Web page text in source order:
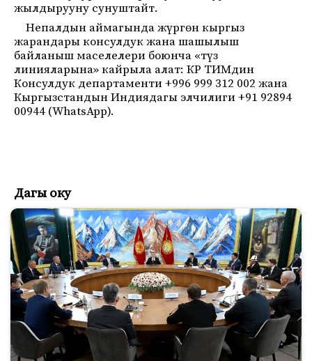
жылдырууну сунуштайт.
Непалдын аймагында жүргөн кыргыз
жарандары консулдук жана шашылыш
байланыш маселелери боюнча «түз
линияларына» кайрыла алат: КР ТИМдин
Консулдук департаменти +996 999 312 002 жана
Кыргызстандын Индиядагы элчилиги +91 92894
00944 (WhatsApp).
Дагы оку